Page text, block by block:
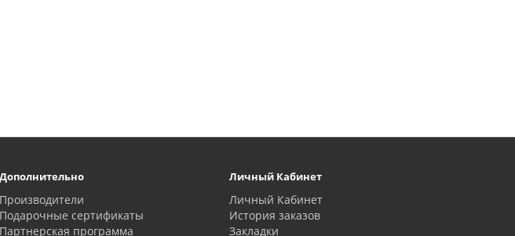
Дополнительно
Производители
Подарочные сертификаты
Партнерская программа
Личный Кабинет
Личный Кабинет
История заказов
Закладки